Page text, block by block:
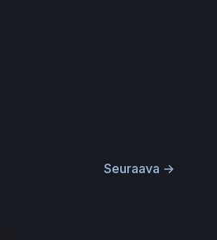
Seuraava →